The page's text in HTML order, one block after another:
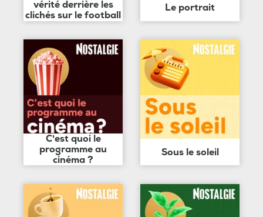
vérité derrière les
clichés sur le football
Le portrait
C'est quoi le
programme au
cinéma ?
Sous le soleil